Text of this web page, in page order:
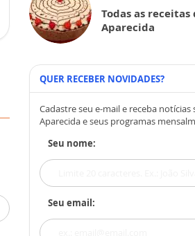
Todas as receitas
Aparecida
QUER RECEBER NOVIDADES?
Cadastre seu e-mail e receba notícias
Aparecida e seus programas
Seu nome:
Seu email: